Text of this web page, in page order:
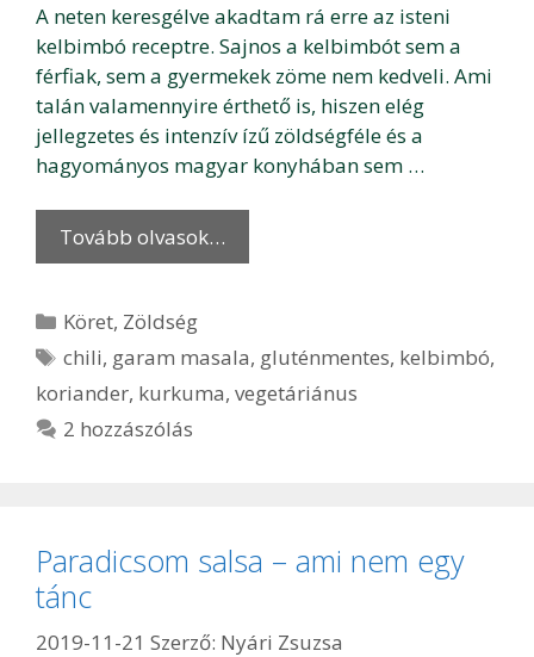
A neten keresgélve akadtam rá erre az isteni
kelbimbó receptre. Sajnos a kelbimbót sem a
férfiak, sem a gyermekek zöme nem kedveli. Ami
talán valamennyire érthető is, hiszen elég
jellegzetes és intenzív ízű zöldségféle és a
hagyományos magyar konyhában sem …
Tovább olvasok…
Kategória
Köret, Zöldség
Címkék
chili, garam masala, gluténmentes, kelbimbó,
koriander, kurkuma, vegetáriánus
2 hozzászólás
Paradicsom salsa – ami nem egy
tánc
2019-11-21 Szerző: Nyári Zsuzsa